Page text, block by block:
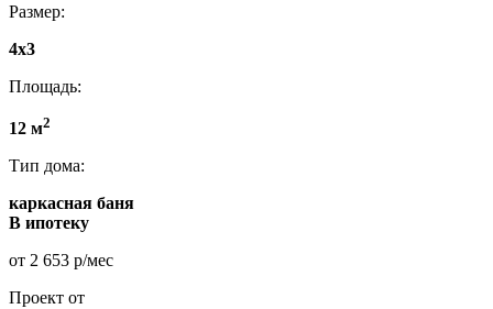
Размер:
4x3
Площадь:
12 м2
Тип дома:
каркасная баня
В ипотеку
от 2 653 р/мес
Проект от